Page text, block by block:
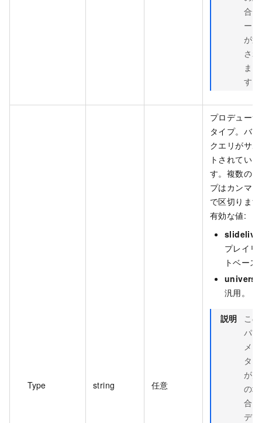
合デ
ータ
が返
され
ま
す。
Type string 任意
プロデュー
タイプ。バ
クエリがサ
トされていま
す。複数の
プはカンマ
で区切りま
有効な値:
slidelive
プレイリ
トベース
汎用。
説明
この
パラ
メー
ター
が空
の場
合、
デフ